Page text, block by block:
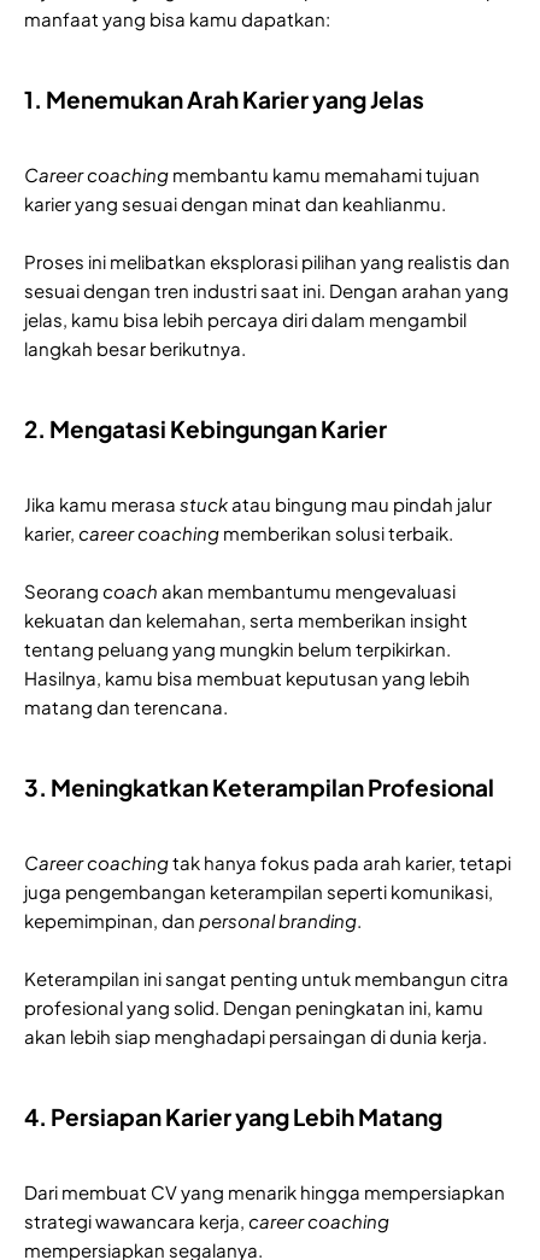
manfaat yang bisa kamu dapatkan:
1. Menemukan Arah Karier yang Jelas
Career coaching membantu kamu memahami tujuan
karier yang sesuai dengan minat dan keahlianmu.
Proses ini melibatkan eksplorasi pilihan yang realistis dan
sesuai dengan tren industri saat ini. Dengan arahan yang
jelas, kamu bisa lebih percaya diri dalam mengambil
langkah besar berikutnya.
2. Mengatasi Kebingungan Karier
Jika kamu merasa stuckatau bingung mau pindah jalur
karier, career coaching memberikan solusi terbaik.
Seorang coach akan membantumu mengevaluasi
kekuatan dan kelemahan, serta memberikan insight
tentang peluang yang mungkin belum terpikirkan.
Hasilnya, kamu bisa membuat keputusan yang lebih
matang dan terencana.
3. Meningkatkan Keterampilan Profesional
Career coachingtak hanya fokus pada arah karier, tetapi
juga pengembangan keterampilan seperti komunikasi,
kepemimpinan, dan personal branding.
Keterampilan ini sangat penting untuk membangun citra
profesional yang solid. Dengan peningkatan ini, kamu
akan lebih siap menghadapi persaingan di dunia kerja.
4. Persiapan Karier yang Lebih Matang
Dari membuat CV yang menarik hingga mempersiapkan
strategi wawancara kerja, career coaching
mempersiapkan segalanya.